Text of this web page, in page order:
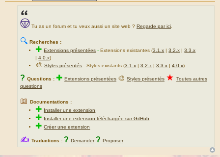
Tu as un forum et tu veux aussi un site web ? Regarde par ici
🔍 Recherches :
✚Extensions présentées -Extensions existantes (3.1.x |3.2.x |3.3.x
|4.0.x)
🎨Styles présentés - Styles existants (3.1.x |3.2.x |3.3.x |4.0.x)
? Questions : ✚ Extensions présentées 🎨 Styles présentés ★ Toutes autres
questions
📖 Documentations :
✚ Installer une extension
✚ Installer une extension téléchargée sur GitHub
✚Créer une extension
✍ Traductions : ? Demander ? Proposer